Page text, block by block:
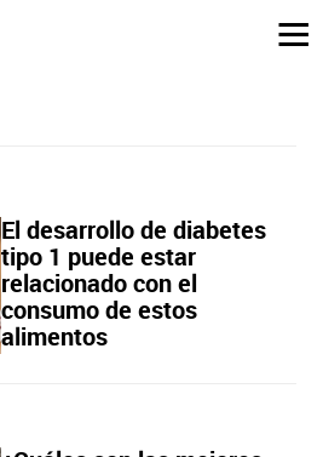
El desarrollo de diabetes
tipo 1 puede estar
relacionado con el
consumo de estos
alimentos